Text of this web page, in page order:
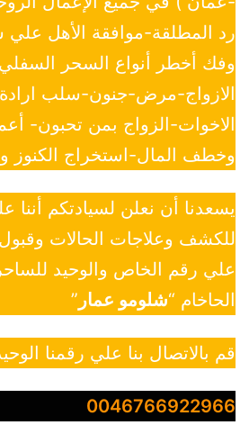
رد المطلقة-موافقة الأهل علي
وفك أخطر أنواع السحر
الازواج-مرض-جنون-سلب
الاخوات-الزواج بمن تحبون-
وخطف المال-استخراج الكنوز
يسعدنا أن نعلن لسيادتكم أننا
للكشف وعلاجات الحالات
علي رقم الخاص والوحيد
الحاخام “شلومو عمار ”
قم بالاتصال بنا علي رقمنا
0046766922966